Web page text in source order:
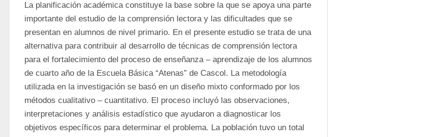
La planificación académica constituye la base sobre la que se apoya una parte
importante del estudio de la comprensión lectora y las dificultades que se
presentan en alumnos de nivel primario. En el presente estudio se trata de una
alternativa para contribuir al desarrollo de técnicas de comprensión lectora
para el fortalecimiento del proceso de enseñanza – aprendizaje de los alumnos
de cuarto año de la Escuela Básica “Atenas” de Cascol. La metodología
utilizada en la investigación se basó en un diseño mixto conformado por los
métodos cualitativo – cuantitativo. El proceso incluyó las observaciones,
interpretaciones y análisis estadístico que ayudaron a diagnosticar los
objetivos específicos para determinar el problema. La población tuvo un total